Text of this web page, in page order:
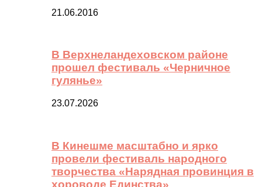
21.06.2016
В Верхнеландеховском районе
прошел фестиваль «Черничное
гулянье»
23.07.2026
В Кинешме масштабно и ярко
провели фестиваль народного
творчества «Нарядная провинция в
хороводе Единства»